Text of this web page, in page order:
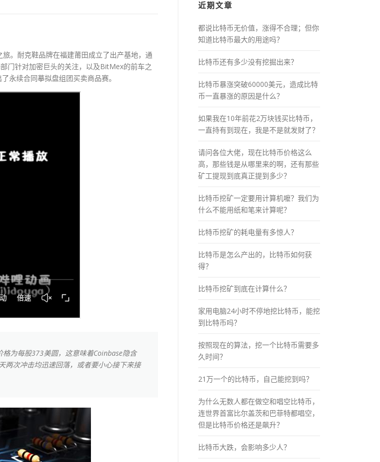
。耐克鞋品牌在福建莆田成立了出产基地，通
门针对加密巨头的关注，以及BitMex的前车之
永续合同摹拟盘组团买卖商品赛。
为每股373美圆，这意味着Coinbase隐含
两次冲击均迅速回落，或者要小心接下来接
近期文章
都说比特币无价值，涨得不合理；但你
知道比特币最大的用途吗？
比特币还有多少没有挖掘出来？
比特币暴涨突破60000美元，造成比特
币一直暴涨的原因是什么？
如果我在10年前花2万块钱买比特币，
一直持有到现在，我是不是就发财了？
请问各位大佬，现在比特币价格这么
高，那些钱是从哪里来的啊，还有那些
矿工提现到底真正提到多少？
比特币挖矿一定要用计算机嚒？我们为
什么不能用纸和笔来计算呢？
比特币挖矿的耗电量有多惊人？
比特币是怎么产出的，比特币如何获
得？
比特币挖矿到底在计算什么？
家用电脑24小时不停地挖比特币，能挖
到比特币吗？
按照现在的算法，挖一个比特币需要多
久时间？
21万一个的比特币，自己能挖到吗？
为什么无数人都在做空和唱空比特币，
连世界首富比尔盖茨和巴菲特都唱空，
但是比特币价格还是飙升？
比特币大跌，会影响多少人？